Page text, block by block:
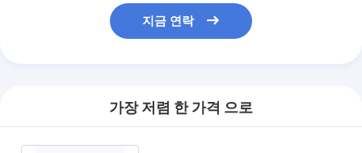
지금 연락
가장 저렴 한 가격 으로